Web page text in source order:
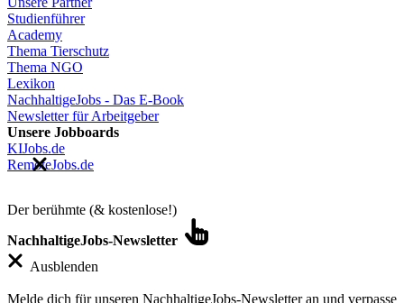
Studienführer
Academy
Thema Tierschutz
Thema NGO
Lexikon
NachhaltigeJobs - Das E-Book
Newsletter für Arbeitgeber
Unsere Jobboards
KIJobs.de
RemoteJobs.de
Der berühmte (& kostenlose!)
NachhaltigeJobs-Newsletter
Ausblenden
Melde dich für unseren NachhaltigeJobs-Newsletter an und verpasse